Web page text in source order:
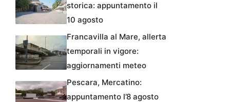
storica: appuntamento il
10 agosto
Francavilla al Mare, allerta
temporali in vigore:
aggiornamenti meteo
Pescara, Mercatino:
appuntamento l’8 agosto